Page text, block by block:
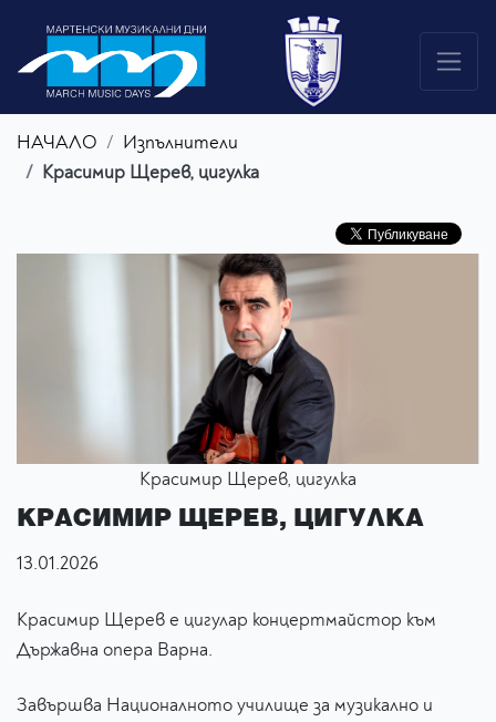
НАЧАЛО
Изпълнители
Красимир Щерев, цигулка
Красимир Щерев, цигулка
КРАСИМИР ЩЕРЕВ, ЦИГУЛКА
13.01.2026
Красимир Щерев е цигулар концертмайстор към
Държавна опера Варна.
Завършва Националното училище за музикално и